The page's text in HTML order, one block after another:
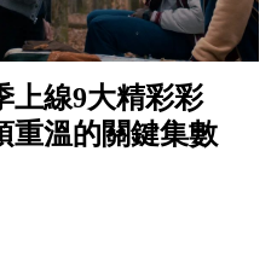
上線9大精彩彩
重溫的關鍵集數